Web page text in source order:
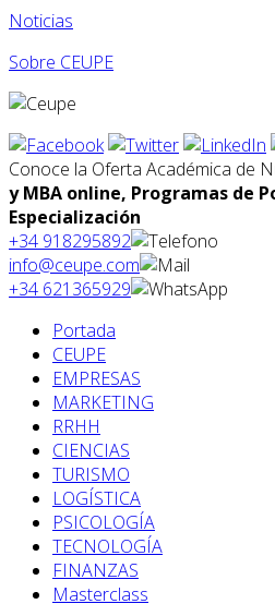
Noticias
Sobre CEUPE
Conoce la Oferta Académica de
y MBA online, Programas de
Especialización
+34 918295892
info@ceupe.com
+34 621365929
Portada
CEUPE
EMPRESAS
MARKETING
RRHH
CIENCIAS
TURISMO
LOGÍSTICA
PSICOLOGÍA
TECNOLOGÍA
FINANZAS
Masterclass